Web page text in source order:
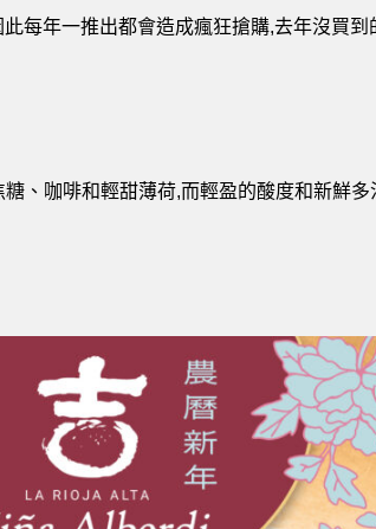
每年一推出都會造成瘋狂搶購,去年沒買到
、咖啡和輕甜薄荷,而輕盈的酸度和新鮮